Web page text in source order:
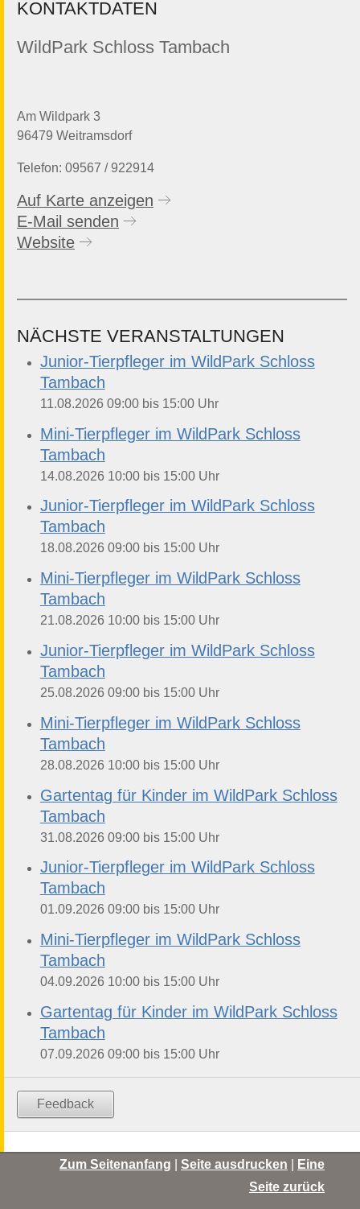
KONTAKTDATEN
WildPark Schloss Tambach
Am Wildpark 3
96479 Weitramsdorf
Telefon: 09567 / 922914
Auf Karte anzeigen
E-Mail senden
Website
NÄCHSTE VERANSTALTUNGEN
Junior-Tierpfleger im WildPark Schloss
Tambach
11.08.2026 09:00 bis15:00 Uhr
Mini-Tierpfleger im WildPark Schloss
Tambach
14.08.2026 10:00 bis15:00 Uhr
Junior-Tierpfleger im WildPark Schloss
Tambach
18.08.2026 09:00 bis15:00 Uhr
Mini-Tierpfleger im WildPark Schloss
Tambach
21.08.2026 10:00 bis15:00 Uhr
Junior-Tierpfleger im WildPark Schloss
Tambach
25.08.2026 09:00 bis15:00 Uhr
Mini-Tierpfleger im WildPark Schloss
Tambach
28.08.2026 10:00 bis15:00 Uhr
Gartentag für Kinder im WildPark Schloss
Tambach
31.08.2026 09:00 bis15:00 Uhr
Junior-Tierpfleger im WildPark Schloss
Tambach
01.09.2026 09:00 bis15:00 Uhr
Mini-Tierpfleger im WildPark Schloss
Tambach
04.09.2026 10:00 bis15:00 Uhr
Gartentag für Kinder im WildPark Schloss
Tambach
07.09.2026 09:00 bis15:00 Uhr
Feedback
Zum Seitenanfang |Seite ausdrucken
Eine
Seite zurück